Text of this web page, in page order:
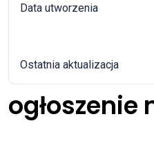
Data utworzenia
Ostatnia aktualizacja
ogłoszenie